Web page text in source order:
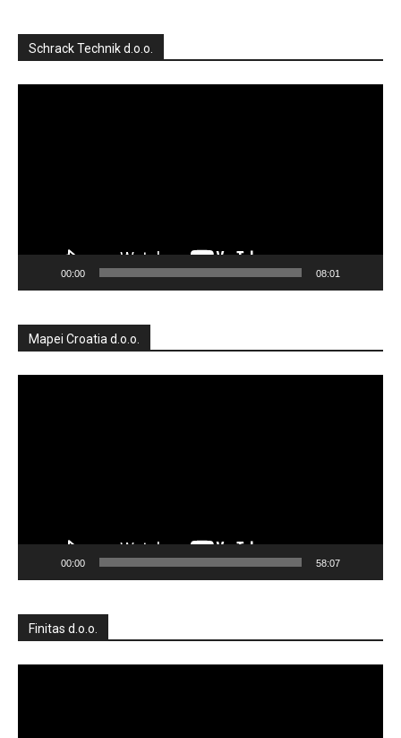
Schrack Technik d.o.o.
00:00 08:01
Mapei Croatia d.o.o.
00:00 58:07
Finitas d.o.o.